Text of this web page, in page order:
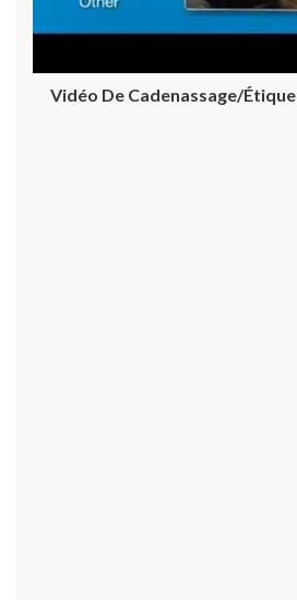
Vidéo De Cadenassage/